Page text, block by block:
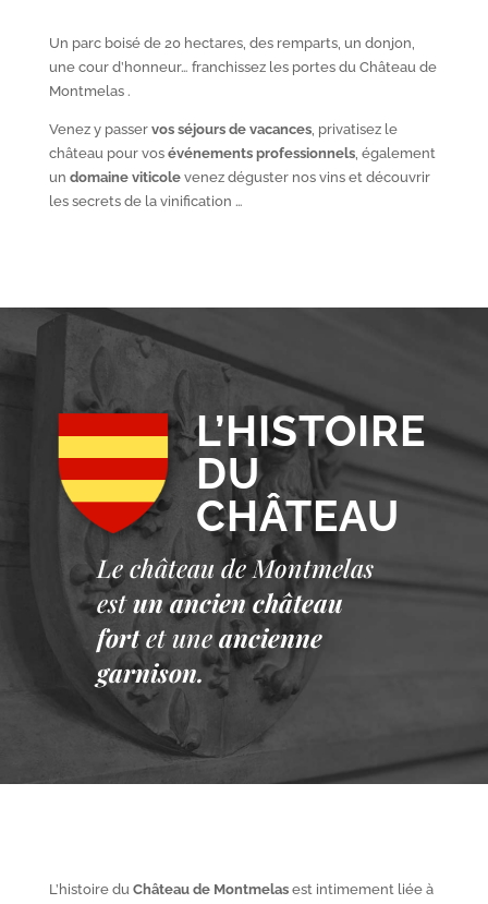
Un parc boisé de 20 hectares, des remparts, un donjon,
une cour d’honneur… franchissez les portes du Château de
Montmelas .
Venez y passer vos séjours de vacances, privatisez le
château pour vos événements professionnels, également
un domaine viticolevenez déguster nos vins et découvrir
les secrets de la vinification …
L’HISTOIRE
DU
CHÂTEAU
Le château de Montmelas
est un ancien château
fort et une ancienne
garnison.
L’histoire duChâteau de Montmelasest intimement liée à